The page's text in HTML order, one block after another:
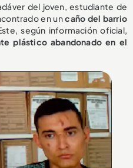
del joven, estudiante de
en uncaño del barrio
según información oficial,
plástico abandonado en el